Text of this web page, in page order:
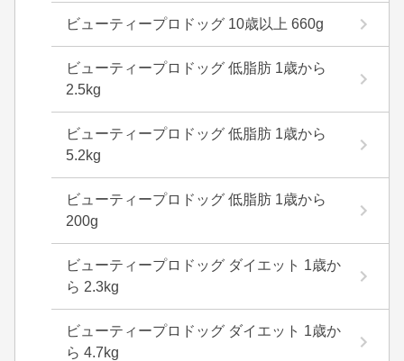
ビューティープロドッグ 10歳以上 660g
ビューティープロドッグ 低脂肪 1歳から
2.5kg
ビューティープロドッグ 低脂肪 1歳から
5.2kg
ビューティープロドッグ 低脂肪 1歳から
200g
ビューティープロドッグ ダイエット 1歳か
ら 2.3kg
ビューティープロドッグ ダイエット 1歳か
ら 4.7kg